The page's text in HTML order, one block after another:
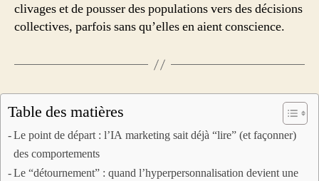
clivages et de pousser des populations vers des décisions
collectives, parfois sans qu’elles en aient conscience.
Table des matières
Le point de départ : l’IA marketing sait déjà “lire” (et façonner)
des comportements
Le “détournement” : quand l’hyperpersonnalisation devient une